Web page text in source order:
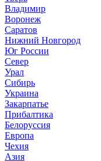
Владимир
Воронеж
Саратов
Нижний Новгород
Юг России
Север
Урал
Сибирь
Украина
Закарпатье
Прибалтика
Белоруссия
Европа
Чехия
Азия